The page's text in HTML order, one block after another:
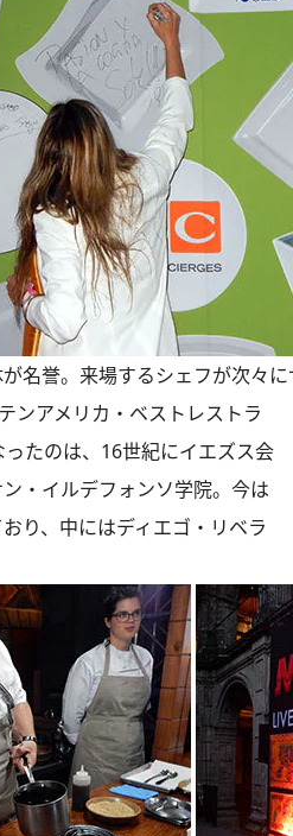
名誉。来場するシェフが次々
ンアメリカ・ベストレストラ
たのは、16世紀にイエズス会
・イルデフォンソ学院。今は
り、中にはディエゴ・リベラ